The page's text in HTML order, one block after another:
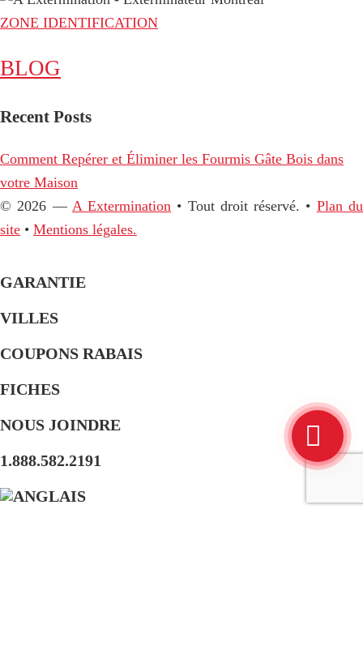
ZONE IDENTIFICATION
BLOG
Recent Posts
Comment Repérer et Éliminer les Fourmis Gâte Bois dans
votre Maison
© 2026 — A Extermination • Tout droit réservé. • Plan du
site • Mentions légales.
GARANTIE
VILLES
COUPONS RABAIS
FICHES
NOUS JOINDRE
1.888.582.2191